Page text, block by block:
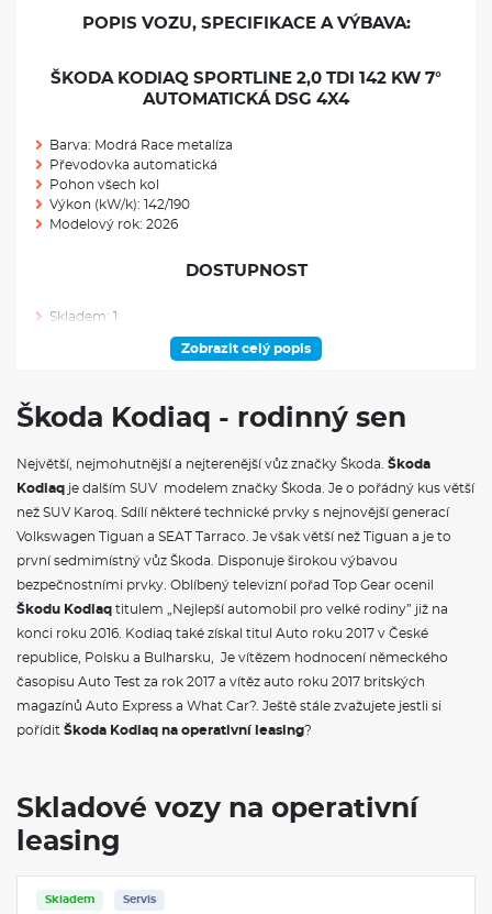
POPIS VOZU, SPECIFIKACE A VÝBAVA:
ŠKODA KODIAQ SPORTLINE 2,0 TDI 142 KW 7°
AUTOMATICKÁ DSG 4X4
Barva: Modrá Race metalíza
Převodovka automatická
Pohon všech kol
Výkon (kW/k): 142/190
Modelový rok: 2026
DOSTUPNOST
Skladem: 1
Uložený parkovací manévr
Adaptivní vedení v jízdním pruhu (Lane Assist+), asistent pro
jízdu v koloně a nouzový asistent
Proaktivní ochrana cestujících
Prediktivní tempomat
Asistovaná jízda 2.5+
Nezávislé topení
Rezervní kolo (dojezdové)
Sada nářadí a zvedák vozu
Adaptér zásuvky tažného zařízení
Tažné zařízení sklopné - elektronicky odjistitelné
Prosvětlená maska chladiče
LED paket plus
Třízónová klimatizace Climatronic
Rozpoznávání dopravních značek s hlídáním rychlosti (ISA)
Dekorativní obložení palubní desky černé
Sportovní kryty pedálů z nerezové oceli
Akustická přední boční skla a Sunset
Zobrazit celý popis
Škoda Kodiaq - rodinný sen
Největší, nejmohutnější a nejterenější vůz značky Škoda. Škoda
Kodiaq je dalším SUV modelem značky Škoda. Je o pořádný kus větší
než SUV Karoq. Sdílí některé technické prvky s nejnovější generací
Volkswagen Tiguan a SEAT Tarraco. Je však větší než Tiguan a je to
první sedmimístný vůz Škoda. Disponuje širokou výbavou
bezpečnostními prvky. Oblíbený televizní pořad Top Gear ocenil
Škodu Kodiaq titulem „Nejlepší automobil pro velké rodiny” již na
konci roku 2016. Kodiaq také získal titul Auto roku 2017 v České
republice, Polsku a Bulharsku, Je vítězem hodnocení německého
časopisu Auto Test za rok 2017 a vítěz auto roku 2017 britských
magazínů Auto Express a What Car?. Ještě stále zvažujete jestli si
pořídit Škoda Kodiaq na operativní leasing?
Skladové vozy na operativní
leasing
Skladem Bonus